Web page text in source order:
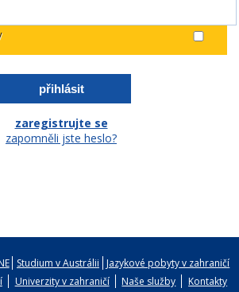
zaregistrujte se
zapomněli jste heslo?
Studium v Austrálii
Jazykové pobyty v zahraničí
Univerzity v zahraničí Naše služby Kontakty